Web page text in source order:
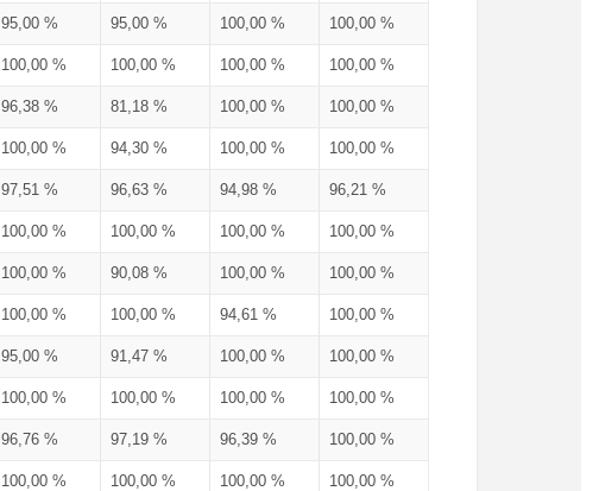
95,00 % 95,00 % 100,00 % 100,00 %
100,00 % 100,00 % 100,00 % 100,00 %
96,38 % 81,18 % 100,00 % 100,00 %
100,00 % 94,30 % 100,00 % 100,00 %
97,51 % 96,63 % 94,98 % 96,21 %
100,00 % 100,00 % 100,00 % 100,00 %
100,00 % 90,08 % 100,00 % 100,00 %
100,00 % 100,00 % 94,61 % 100,00 %
95,00 % 91,47 % 100,00 % 100,00 %
100,00 % 100,00 % 100,00 % 100,00 %
96,76 % 97,19 % 96,39 % 100,00 %
100,00 % 100,00 % 100,00 % 100,00 %